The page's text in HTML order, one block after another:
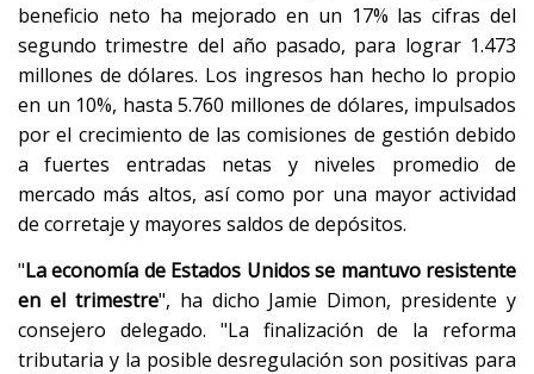
beneficio neto ha mejorado en un 17% las cifras del
segundo trimestre del año pasado, para lograr 1.473
millones de dólares. Los ingresos han hecho lo propio
en un 10%, hasta 5.760 millones de dólares, impulsados
por el crecimiento de las comisiones de gestión debido
a fuertes entradas netas y niveles promedio de
mercado más altos, así como por una mayor actividad
de corretaje y mayores saldos de depósitos.
"La economía de Estados Unidos se mantuvo resistente
en el trimestre", ha dicho Jamie Dimon, presidente y
consejero delegado. "La finalización de la reforma
tributaria y la posible desregulación son positivas para